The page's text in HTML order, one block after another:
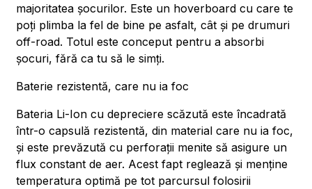
majoritatea șocurilor. Este un hoverboard cu care te
poți plimba la fel de bine pe asfalt, cât și pe drumuri
off-road. Totul este conceput pentru a absorbi
șocuri, fără ca tu să le simți.
Baterie rezistentă, care nu ia foc
Bateria Li-Ion cu depreciere scăzută este încadrată
într-o capsulă rezistentă, din material care nu ia foc,
și este prevăzută cu perforații menite să asigure un
flux constant de aer. Acest fapt reglează și menține
temperatura optimă pe tot parcursul folosirii